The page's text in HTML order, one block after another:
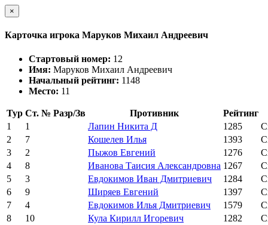
×
Карточка игрока Маруков Михаил Андреевич
Стартовый номер: 12
Имя: Маруков Михаил Андреевич
Начальный рейтинг: 1148
Место: 11
Тур Ст. № Разр/Зв Противник
Рейтинг
1
1 Лапин Никита Д 1285
2
7 Кошелев Илья 1393
3
2 Пыжов Евгений 1276
4
8 Иванова Таисия Александровна 1267
5
3 Евдокимов Иван Дмитриевич 1284
6
9 Ширяев Евгений 1397
7
4 Евдокимов Илья Дмитриевич 1579
8
10 Кула Кирилл Игоревич 1282